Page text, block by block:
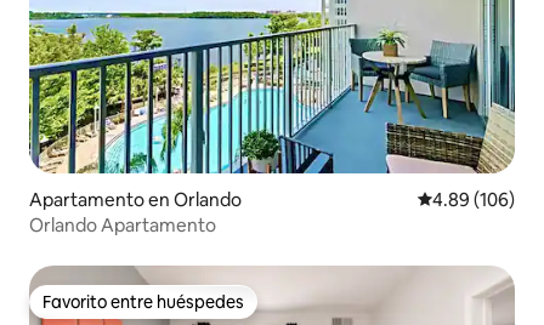
Apartamento en Orlando Calificación
4.89 (106)
Orlando Apartamento
Favorito entre huéspedes
Favorito entre huéspedes